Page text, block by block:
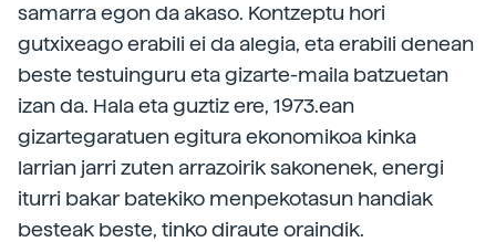
samarra egon da akaso. Kontzeptu hori
gutxixeago erabili ei da alegia, eta erabili denean
beste testuinguru eta gizarte-maila batzuetan
izan da. Hala eta guztiz ere, 1973.ean
gizartegaratuen egitura ekonomikoa kinka
larrian jarri zuten arrazoirik sakonenek, energi
iturri bakar batekiko menpekotasun handiak
besteak beste, tinko diraute oraindik.